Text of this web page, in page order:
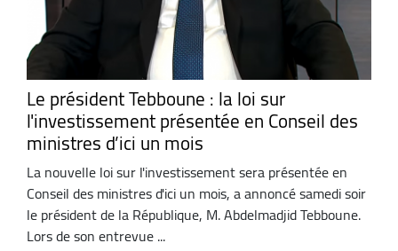
Le président Tebboune : la loi sur
l'investissement présentée en Conseil des
ministres d’ici un mois
La nouvelle loi sur l'investissement sera présentée en
Conseil des ministres d'ici un mois, a annoncé samedi soir
le président de la République, M. Abdelmadjid Tebboune.
Lors de son entrevue ...